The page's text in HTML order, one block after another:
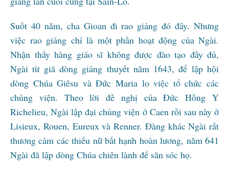
Suốt 40 năm, cha Gioan đi rao giảng đó đây. Nhưng
việc rao giảng chỉ là một phần hoạt động của Ngài.
Nhận thấy hàng giáo sĩ không được đào tạo đầy đủ,
Ngài từ giã dòng giảng thuyết năm 1643, để lập hội
dòng Chúa Giêsu và Đức Maria lo việc tổ chức các
chủng viện. Theo lời đề nghị của Đức Hồng Y
Richelieu, Ngài lập đại chủng viện ở Caen rồi sau này ở
Lisieux, Rouen, Eureux và Renner. Đàng khác Ngài rất
thương cảm các thiếu nữ bất hạnh hoàn lương, năm 641
Ngài đã lập dòng Chúa chiên lành để săn sóc họ.